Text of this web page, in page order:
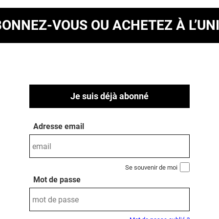
VOUS OU ACHETEZ À
Je suis déjà abonné
Adresse email
Se souvenir de moi
Mot de passe